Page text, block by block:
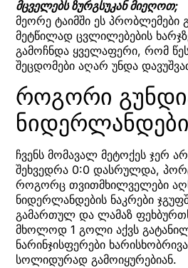
მცველებს ზურგსუკან მიეღოთ;
მეორე ტაიმში ეს პრობლემები
მეტწილად ცვლილებების
გამოჩნდა ყველაფერი, რომ
შეცდომები აღარ უნდა
როგორი
ჩვენს მომავალ მეტოქეს ჯერ
შეხვედრა 0:0 დასრულდა,
როგორც თვითმხილველები
ნიდერლანდების ნაკრები
გამართულ და ლამაზ
მხოლოდ 1 გოლი აქვს
ნარინჯისფერები
სოლიდურად გამოიყურებიან.